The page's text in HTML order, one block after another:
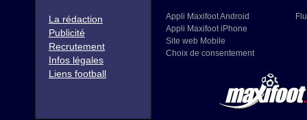
La rédaction
Publicité
Recrutement
Infos légales
Liens football
Appli Maxifoot Android
Appli Maxifoot iPhone
Site web Mobile
Choix de consentement